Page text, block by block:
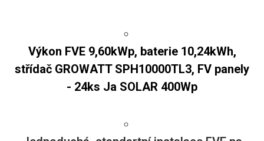
Výkon FVE 9,60kWp, baterie 10,24kWh,
střídač GROWATT SPH10000TL3, FV panely
- 24ks Ja SOLAR 400Wp